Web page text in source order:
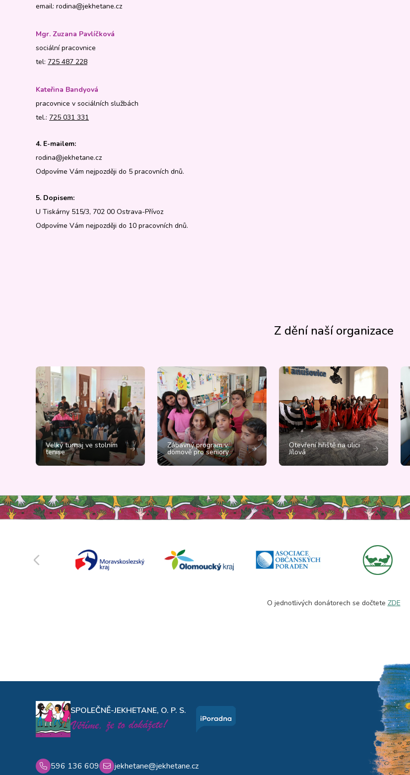
email: rodina@jekhetane.cz
Mgr. Zuzana Pavlíčková
sociální pracovnice
tel: 725 487 228
Kateřina Bandyová
pracovnice v sociálních službách
tel.: 725 031 331
4. E-mailem:
rodina@jekhetane.cz
Odpovíme Vám nejpozději do 5 pracovních dnů.
5. Dopisem:
U Tiskárny 515/3, 702 00 Ostrava-Přívoz
Odpovíme Vám nejpozději do 10 pracovních dnů.
Z dění naší organizace
Velký turnaj ve stolním
tenise
Zábavný program v
domově pro seniory
Otevření hřiště na ulici
Jílová
O jednotlivých donátorech se dočtete ZDE
SPOLEČNĚ-JEKHETANE, O. P. S.
596 136 609 jekhetane@jekhetane.cz